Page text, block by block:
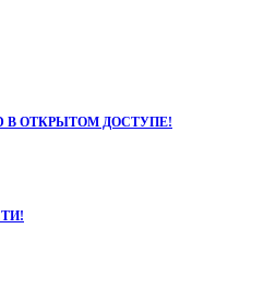
В ОТКРЫТОМ ДОСТУПЕ!